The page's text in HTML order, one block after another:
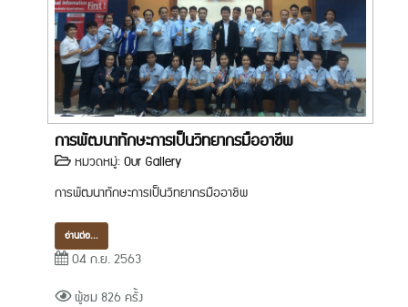
การพัฒนาทักษะการเป็นวิทยากรมืออาชีพ
หมวดหมู่:Our Gallery
การพัฒนาทักษะการเป็นวิทยากรมืออาชีพ
อ่านต่อ...
04 ก.ย. 2563
ผู้ชม 826 ครั้ง